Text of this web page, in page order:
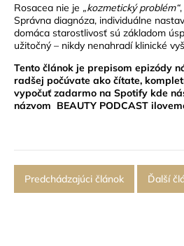
Rosacea nie je „kozmetický problém“
Správna diagnóza, individuálne
domáca starostlivosť sú základom
užitočný – nikdy nenahradí klinické
Tento článok je prepisom epizódy
radšej počúvate ako čítate,
vypočuť zadarmo na Spotify kde
názvom BEAUTY PODCAST
Predchádzajúci článok Ďalší